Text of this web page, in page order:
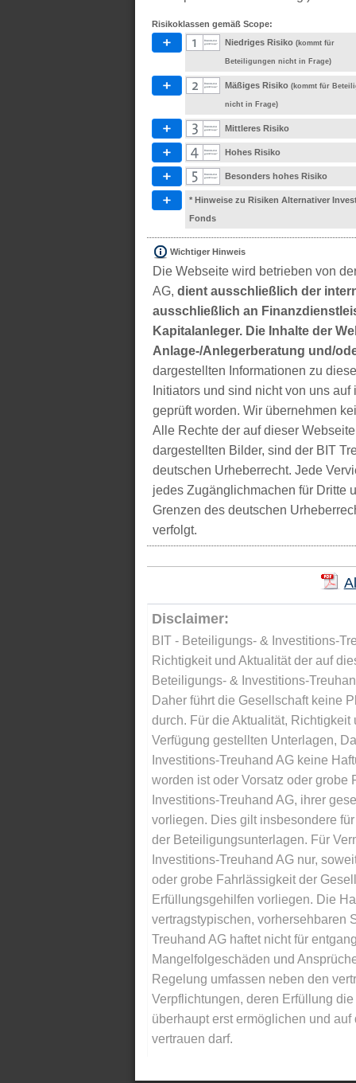
Risikoklassen gemäß Scope:
Niedriges Risiko (kommt für
Beteiligungen nicht in Frage)
Mäßiges Risiko (kommt für
nicht in Frage)
Mittleres Risiko
Hohes Risiko
Besonders hohes Risiko
* Hinweise zu Risiken Alternativer
Fonds
Wichtiger Hinweis
Die Webseite wird betrieben von
AG, dient ausschließlich der
ausschließlich an
Kapitalanleger. Die Inhalte der
Anlage-/Anlegerberatung und/
dargestellten Informationen zu
Initiators und sind nicht von uns
geprüft worden. Wir übernehmen
Alle Rechte der auf dieser
dargestellten Bilder, sind der BIT
deutschen Urheberrecht. Jede
jedes Zugänglichmachen für Dritte
Grenzen des deutschen
verfolgt.
Disclaimer:
BIT - Beteiligungs- & Investitions-
Richtigkeit und Aktualität der auf
Beteiligungs- & Investitions-
Daher führt die Gesellschaft keine
durch. Für die Aktualität,
Verfügung gestellten Unterlagen,
Investitions-Treuhand AG keine
worden ist oder Vorsatz oder
Investitions-Treuhand AG, ihrer
vorliegen. Dies gilt insbesondere
der Beteiligungsunterlagen. Für
Investitions-Treuhand AG nur,
oder grobe Fahrlässigkeit der
Erfüllungsgehilfen vorliegen. Die
vertragstypischen, vorhersehbaren
Treuhand AG haftet nicht für
Mangelfolgeschäden und
Regelung umfassen neben den
Verpflichtungen, deren Erfüllung
überhaupt erst ermöglichen und
vertrauen darf.